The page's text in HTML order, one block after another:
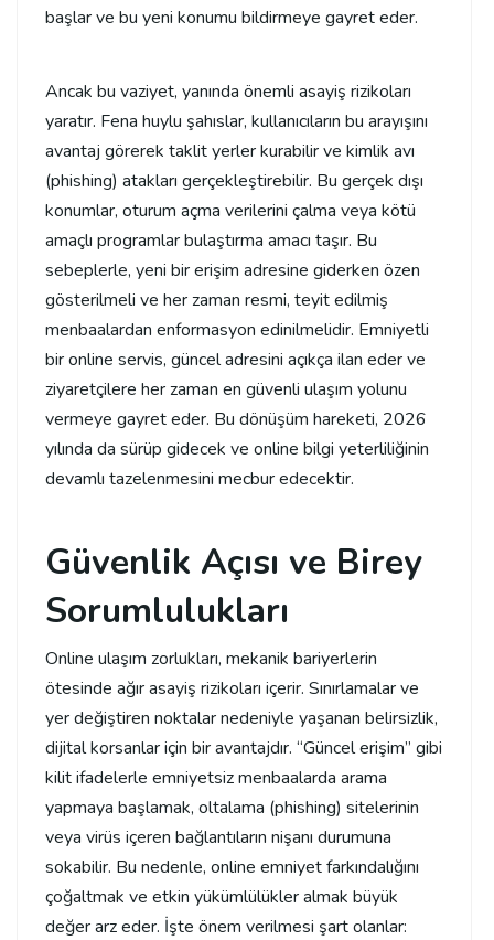
başlar ve bu yeni konumu bildirmeye gayret eder.
Ancak bu vaziyet, yanında önemli asayiş rizikoları
yaratır. Fena huylu şahıslar, kullanıcıların bu arayışını
avantaj görerek taklit yerler kurabilir ve kimlik avı
(phishing) atakları gerçekleştirebilir. Bu gerçek dışı
konumlar, oturum açma verilerini çalma veya kötü
amaçlı programlar bulaştırma amacı taşır. Bu
sebeplerle, yeni bir erişim adresine giderken özen
gösterilmeli ve her zaman resmi, teyit edilmiş
menbaalardan enformasyon edinilmelidir. Emniyetli
bir online servis, güncel adresini açıkça ilan eder ve
ziyaretçilere her zaman en güvenli ulaşım yolunu
vermeye gayret eder. Bu dönüşüm hareketi, 2026
yılında da sürüp gidecek ve online bilgi yeterliliğinin
devamlı tazelenmesini mecbur edecektir.
Güvenlik Açısı ve Birey
Sorumlulukları
Online ulaşım zorlukları, mekanik bariyerlerin
ötesinde ağır asayiş rizikoları içerir. Sınırlamalar ve
yer değiştiren noktalar nedeniyle yaşanan belirsizlik,
dijital korsanlar için bir avantajdır. “Güncel erişim” gibi
kilit ifadelerle emniyetsiz menbaalarda arama
yapmaya başlamak, oltalama (phishing) sitelerinin
veya virüs içeren bağlantıların nişanı durumuna
sokabilir. Bu nedenle, online emniyet farkındalığını
çoğaltmak ve etkin yükümlülükler almak büyük
değer arz eder. İşte önem verilmesi şart olanlar: